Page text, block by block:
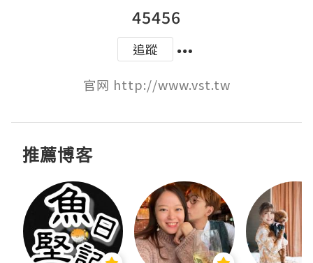
45456
追蹤
官网 http://www.vst.tw
推薦博客